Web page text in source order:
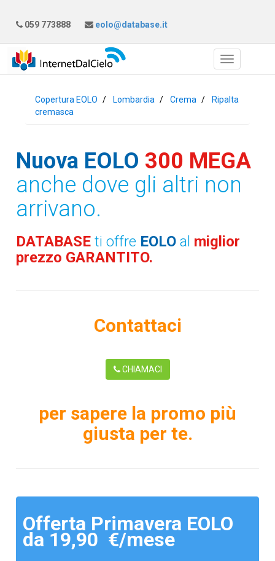
059 773888 eolo@database.it
Copertura EOLO Lombardia Crema
Ripalta
cremasca
Nuova EOLO 300 MEGA
anche dove gli altri non
arrivano.
DATABASEti offre EOLO al miglior
prezzo GARANTITO.
Contattaci
CHIAMACI
per sapere la promo più
giusta per te.
Offerta Primavera EOLO
da 19,90 €/mese